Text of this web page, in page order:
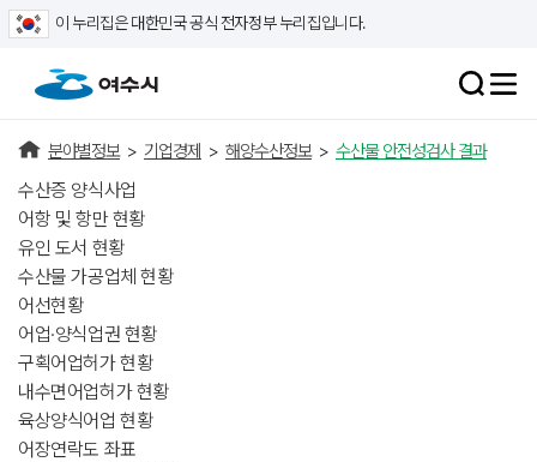
이 누리집은 대한민국 공식 전자정부 누리집입니다.
분야별정보 > 기업경제 > 해양수산정보 > 수산물 안전성검사 결과
수산증 양식사업
어항 및 항만 현황
유인 도서 현황
수산물 가공업체 현황
어선현황
어업·양식업권 현황
구획어업허가 현황
내수면어업허가 현황
육상양식어업 현황
어장연락도 좌표